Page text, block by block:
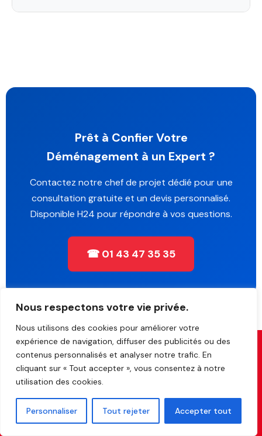
Nous respectons votre vie privée.
Nous utilisons des cookies pour améliorer votre
expérience de navigation, diffuser des publicités ou des
contenus personnalisés et analyser notre trafic. En
cliquant sur « Tout accepter », vous consentez à notre
utilisation des cookies.
Personnaliser Tout rejeter Accepter tout
Prêt à Confier Votre
Déménagement à un Expert ?
Contactez notre chef de projet dédié pour une
consultation gratuite et un devis personnalisé.
Disponible H24 pour répondre à vos questions.
☎ 01 43 47 35 35
ENTREPRISE FONDÉE
+ DE 140 000
DÉMÉNAGEMENTS
MEMBRE DE LA
DU DÉMÉNAGEMENT
Pour tout renseignement n’hésitez pas à nous appeler au numéro